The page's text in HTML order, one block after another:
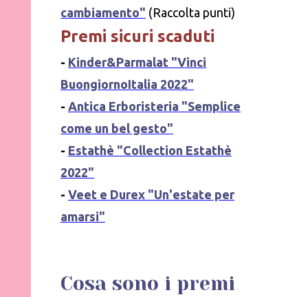
cambiamento" (Raccolta punti)
Premi sicuri scaduti
- Kinder&Parmalat "Vinci
BuongiornoItalia 2022"
- Antica Erboristeria "Semplice
come un bel gesto"
- Estathè "Collection Estathè
2022"
- Veet e Durex "Un'estate per
amarsi"
Cosa sono i premi